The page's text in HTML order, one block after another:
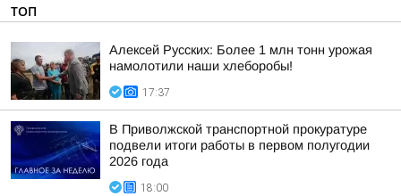
ТОП
Алексей Русских: Более 1 млн тонн урожая
намолотили наши хлеборобы!
17:37
В Приволжской транспортной прокуратуре
подвели итоги работы в первом полугодии
2026 года
18:00